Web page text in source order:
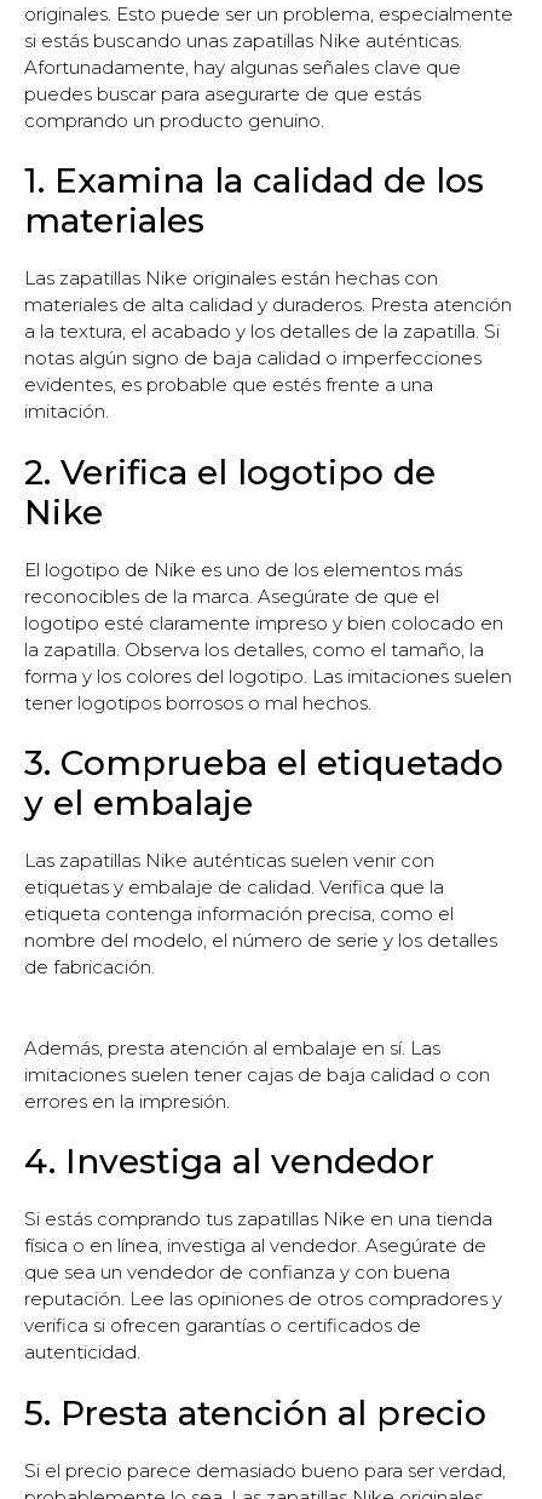
originales. Esto puede ser un problema, especialmente
si estás buscando unas zapatillas Nike auténticas.
Afortunadamente, hay algunas señales clave que
puedes buscar para asegurarte de que estás
comprando un producto genuino.
1. Examina la calidad de los
materiales
Las zapatillas Nike originales están hechas con
materiales de alta calidad y duraderos. Presta atención
a la textura, el acabado y los detalles de la zapatilla. Si
notas algún signo de baja calidad o imperfecciones
evidentes, es probable que estés frente a una
imitación.
2. Verifica el logotipo de
Nike
El logotipo de Nike es uno de los elementos más
reconocibles de la marca. Asegúrate de que el
logotipo esté claramente impreso y bien colocado en
la zapatilla. Observa los detalles, como el tamaño, la
forma y los colores del logotipo. Las imitaciones suelen
tener logotipos borrosos o mal hechos.
3. Comprueba el etiquetado
y el embalaje
Las zapatillas Nike auténticas suelen venir con
etiquetas y embalaje de calidad. Verifica que la
etiqueta contenga información precisa, como el
nombre del modelo, el número de serie y los detalles
de fabricación.
Además, presta atención al embalaje en sí. Las
imitaciones suelen tener cajas de baja calidad o con
errores en la impresión.
4. Investiga al vendedor
Si estás comprando tus zapatillas Nike en una tienda
física o en línea, investiga al vendedor. Asegúrate de
que sea un vendedor de confianza y con buena
reputación. Lee las opiniones de otros compradores y
verifica si ofrecen garantías o certificados de
autenticidad.
5. Presta atención al precio
Si el precio parece demasiado bueno para ser verdad,